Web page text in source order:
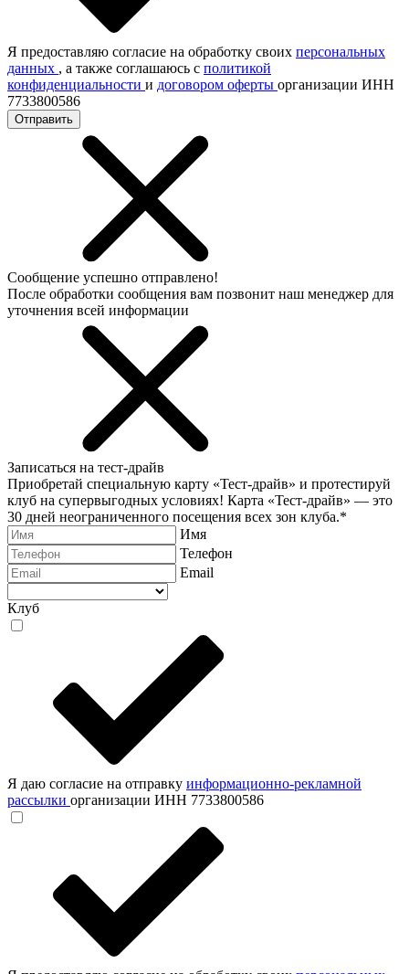
Я предоставляю согласие на обработку своих персональных
данных , а также соглашаюсь с политикой
конфиденциальности и договором оферты организации ИНН
7733800586
Отправить
Сообщение успешно отправлено!
После обработки сообщения вам позвонит наш менеджер для
уточнения всей информации
Записаться на тест-драйв
Приобретай специальную карту «Тест-драйв» и протестируй
клуб на супервыгодных условиях! Карта «Тест-драйв» — это
30 дней неограниченного посещения всех зон клуба.*
Имя
Телефон
Email
Клуб
Я даю согласие на отправку информационно-рекламной
рассылки организации ИНН 7733800586